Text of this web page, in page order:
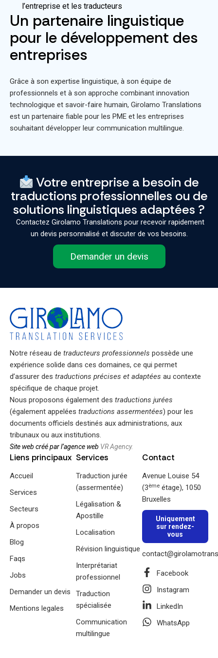
l’entreprise et les traducteurs
Un partenaire linguistique
pour le développement des
entreprises
Grâce à son expertise linguistique, à son équipe de
professionnels et à son approche combinant innovation
technologique et savoir-faire humain, Girolamo Translations
est un partenaire fiable pour les PME et les entreprises
souhaitant développer leur communication multilingue.
Votre entreprise a besoin de
traductions professionnelles ou de
solutions linguistiques adaptées ?
Contactez Girolamo Translations pour recevoir rapidement
un devis personnalisé et discuter de vos besoins.
Demander un devis
Notre réseau de traducteurs professionnels possède une
expérience solide dans ces domaines, ce qui permet
d’assurer des traductions précises et adaptées au contexte
spécifique de chaque projet.
Nous proposons également des traductions jurées
(également appelées traductions assermentées) pour les
documents officiels destinés aux administrations, aux
tribunaux ou aux institutions.
Site web créé par l’agence web VR Agency.
Liens principaux
Accueil
Services
Secteurs
À propos
Blog
Faqs
Jobs
Demander un devis
Mentions legales
Services
Traduction jurée
(assermentée)
Légalisation &
Apostille
Localisation
Révision linguistique
Interprétariat
professionnel
Traduction
spécialisée
Communication
multilingue
Contact
Avenue Louise 54
(3ème étage), 1050
Bruxelles
Uniquement
sur rendez-
vous
Facebook
Instagram
LinkedIn
WhatsApp